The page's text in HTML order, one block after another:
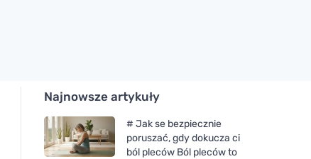
Najnowsze artykuły
# Jak se bezpiecznie
poruszać, gdy dokucza ci
ból pleców Ból pleców to